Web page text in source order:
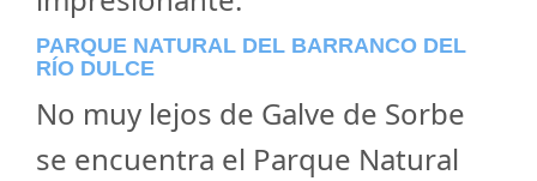
PARQUE NATURAL DEL BARRANCO DEL
RÍO DULCE
No muy lejos de Galve de Sorbe
se encuentra el Parque Natural